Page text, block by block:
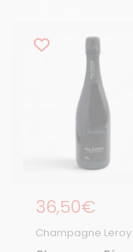
Prix régulier
36,50€
Champagne Leroy